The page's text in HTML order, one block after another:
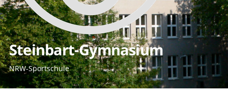
Steinbart-Gymnasium
NRW-Sportschule